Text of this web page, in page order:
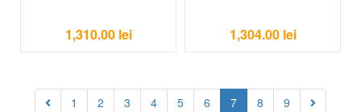
1,310.00 lei 1,304.00 lei
1 2 3 4 5 6 7 8 9